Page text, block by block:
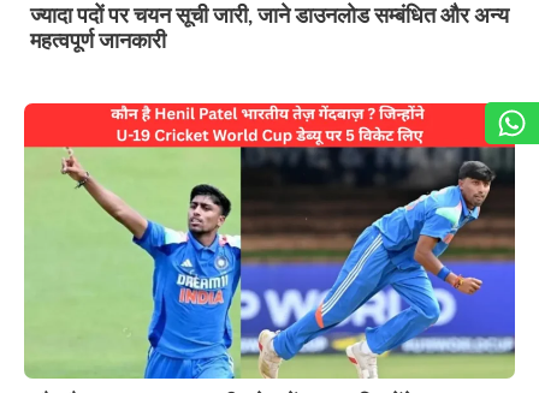
ज्यादा पदों पर चयन सूची जारी, जाने डाउनलोड सम्बंधित और अन्य
महत्वपूर्ण जानकारी